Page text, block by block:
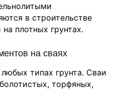
в строительстве
плотных грунтах.
на сваях
типах грунта. Сваи
торфяных,